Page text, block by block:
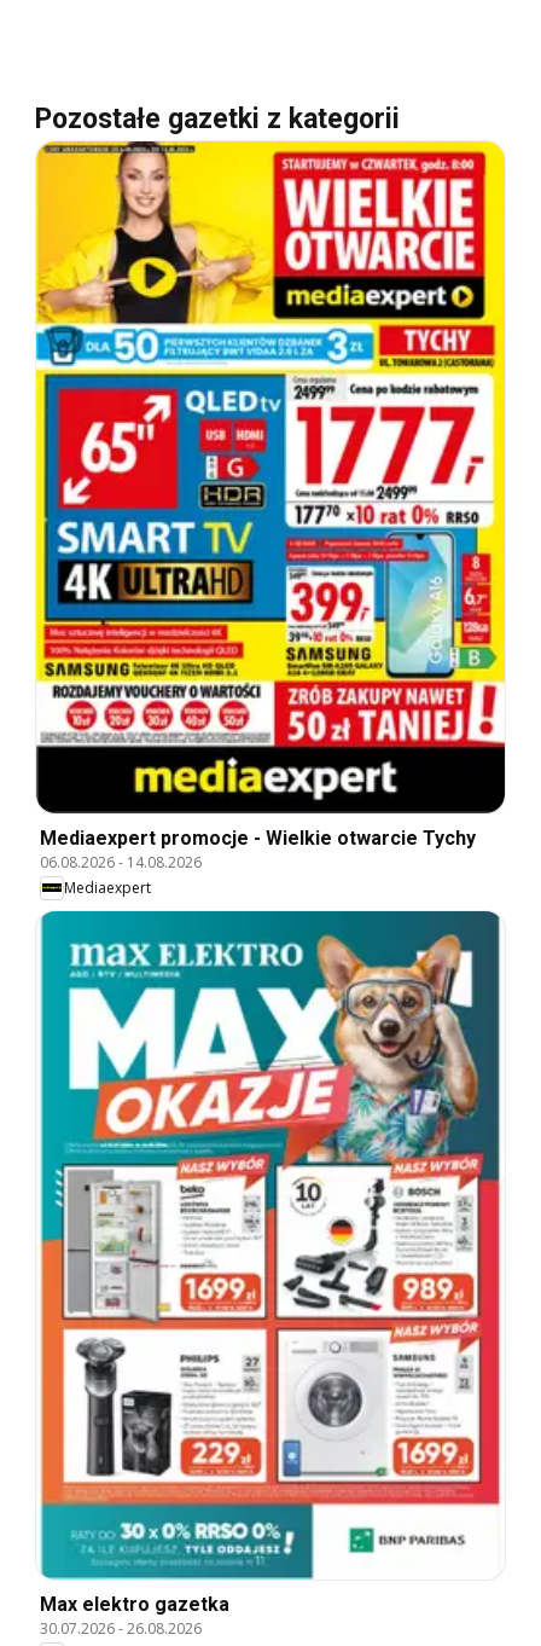
Pozostałe gazetki z kategorii
Mediaexpert promocje - Wielkie otwarcie Tychy
06.08.2026- 14.08.2026
Mediaexpert
Max elektro gazetka
30.07.2026-26.08.2026